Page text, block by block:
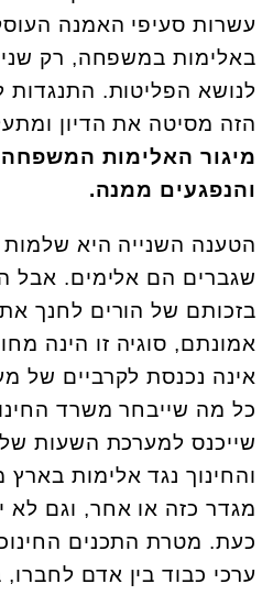
עשרות סעיפי האמנה
באלימות במשפחה, רק שני
לנושא הפליטות. התנגדות
הזה מסיטה את הדיון
מיגור האלימות
והנפגעים ממנה.
הטענה השנייה היא
שגברים הם אלימים. אבל
בזכותם של הורים לחנך
אמונתם, סוגיה זו הינה
אינה נכנסת לקרביים של
כל מה שייבחר משרד
שייכנס למערכת השעות
והחינוך נגד אלימות
מגדר כזה או אחר, וגם לא
כעת. מטרת התכנים
ערכי כבוד בין אדם לחברו,